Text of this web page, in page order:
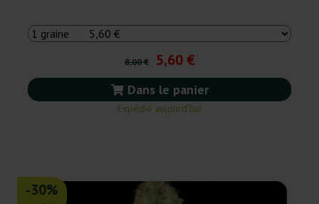
8,00 € 5,60 €
Dans le panier
Expédié aujourd’hui
-30%